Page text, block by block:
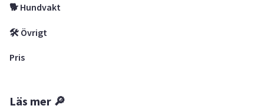
🐕 Hundvakt
🛠 Övrigt
Pris
Läs mer 🔎